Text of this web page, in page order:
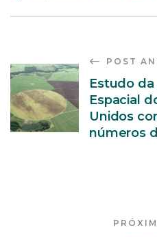
POST
Estudo
Espacial
Unidos
números